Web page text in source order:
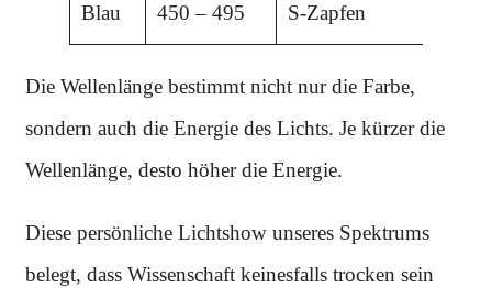
Blau 450 – 495 S-Zapfen
Die Wellenlänge bestimmt nicht nur die Farbe,
sondern auch die Energie des Lichts. Je kürzer die
Wellenlänge, desto höher die Energie.
Diese persönliche Lichtshow unseres Spektrums
belegt, dass Wissenschaft keinesfalls trocken sein